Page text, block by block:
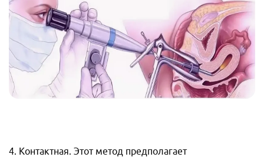
4. Контактная. Этот метод предполагает